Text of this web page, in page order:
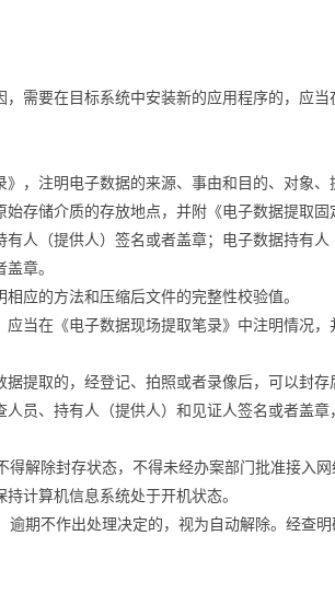
需要在目标系统中安装新的应用程序的，应
，注明电子数据的来源、事由和目的、对象、
存储介质的存放地点，并附《电子数据提取固
人（提供人）签名或者盖章；电子数据持有人
章。
应的方法和压缩后文件的完整性校验值。
当在《电子数据现场提取笔录》中注明情况，
提取的，经登记、拍照或者录像后，可以封存
员、持有人（提供人）和见证人签名或者盖
解除封存状态，不得未经办案部门批准接入
计算机信息系统处于开机状态。
期不作出处理决定的，视为自动解除。经查